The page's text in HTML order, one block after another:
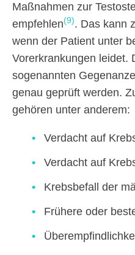
Maßnahmen zur
empfehlen(9). Das kann
wenn der Patient unter
Vorerkrankungen leidet.
sogenannten
genau geprüft werden.
gehören unter anderem:
Verdacht auf
Verdacht auf
Krebsbefall der
Frühere oder